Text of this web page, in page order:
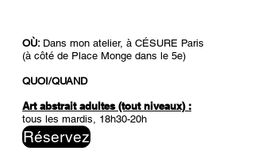
OÙ: Dans mon atelier, à CÉSURE Paris
(à côté de Place Monge dans le 5e)
QUOI/QUAND
Art abstrait adultes (tout niveaux) :
tous les mardis, 18h30-20h
Réservez